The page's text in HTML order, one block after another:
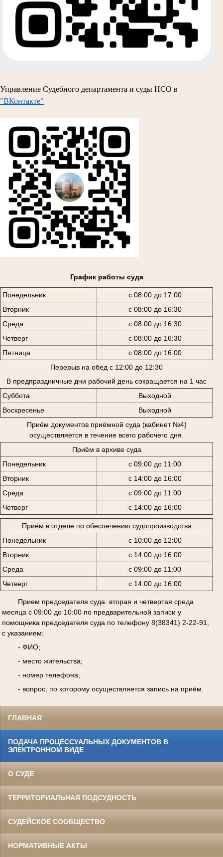
Управление Судебного департамента и суды НСО в
"ВКонтакте"
График работы суда
Понедельник
с 08:00 до 17:00
Вторник
с 08:00 до 16:30
Среда
с 08:00 до 16:30
Четверг
с 08:00 до 16:30
Пятница
с 08:00 до 16:00
Перерыв на обед с 12:00 до 12:30
В предпраздничные дни рабочий день сокращается на 1 час
Суббота
Выходной
Воскресенье
Выходной
Приём документов приёмной суда (кабинет №4)
осуществляется в течение всего рабочего дня.
Приём в архиве суда
Понедельник
с 09:00 до 11:00
Вторник
с 14:00 до 16:00
Среда
с 09:00 до 11:00
Четверг
с 14:00 до 16:00
Приём в отделе по обеспечению судопроизводства
Понедельник
с 10:00 до 12:00
Вторник
с 14:00 до 16:00
Среда
с 09:00 до 11:00
Четверг
с 14:00 до 16:00
Прием председателя суда: вторая и четвертая среда
месяца с 09:00 до 10:00 по предварительной записи у
помощника председателя суда по телефону 8(38341) 2-22-91,
с указанием:
- ФИО;
- место жительства;
- номер телефона;
- вопрос, по которому осуществляется запись на приём.
ГЛАВНАЯ
ПОДАЧА ПРОЦЕССУАЛЬНЫХ ДОКУМЕНТОВ В
ЭЛЕКТРОННОМ ВИДЕ
О СУДЕ
ТЕРРИТОРИАЛЬНАЯ ПОДСУДНОСТЬ
СУДЕЙСКОЕ СООБЩЕСТВО
НОРМАТИВНЫЕ АКТЫ